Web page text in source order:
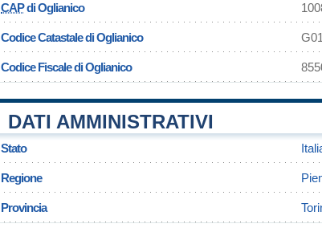
CAPdi Oglianico
Codice Catastale di Oglianico
Codice Fiscale di Oglianico
DATI AMMINISTRATIVI
Stato
Regione
Provincia